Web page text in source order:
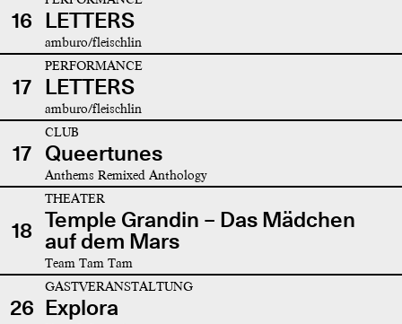
16 LETTERS
amburo/fleischlin
17
PERFORMANCE
LETTERS
amburo/fleischlin
17
CLUB
Queertunes
Anthems Remixed Anthology
18
THEATER
Temple Grandin – Das Mädchen
auf dem Mars
Team Tam Tam
26
GASTVERANSTALTUNG
Explora